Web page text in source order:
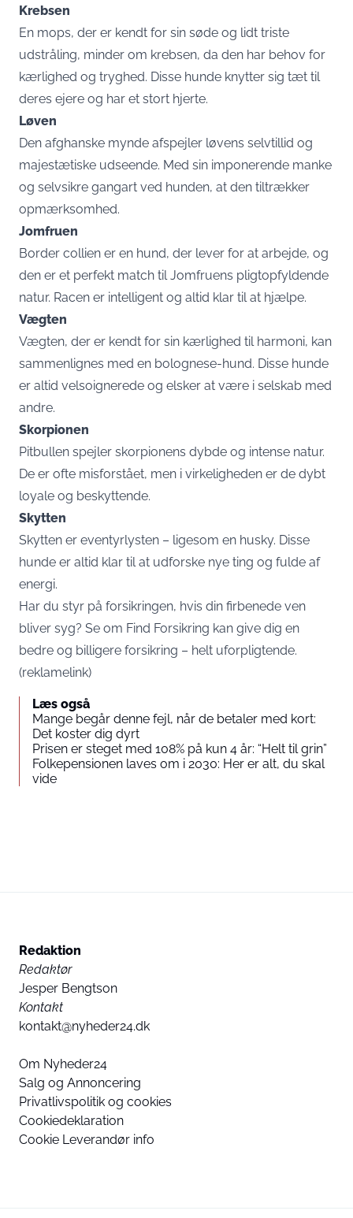
Krebsen
En mops, der er kendt for sin søde og lidt triste
udstråling, minder om krebsen, da den har behov for
kærlighed og tryghed. Disse hunde knytter sig tæt til
deres ejere og har et stort hjerte.
Løven
Den afghanske mynde afspejler løvens selvtillid og
majestætiske udseende. Med sin imponerende manke
og selvsikre gangart ved hunden, at den tiltrækker
opmærksomhed.
Jomfruen
Border collien er en hund, der lever for at arbejde, og
den er et perfekt match til Jomfruens pligtopfyldende
natur. Racen er intelligent og altid klar til at hjælpe.
Vægten
Vægten, der er kendt for sin kærlighed til harmoni, kan
sammenlignes med en bolognese-hund. Disse hunde
er altid velsoignerede og elsker at være i selskab med
andre.
Skorpionen
Pitbullen spejler skorpionens dybde og intense natur.
De er ofte misforstået, men i virkeligheden er de dybt
loyale og beskyttende.
Skytten
Skytten er eventyrlysten – ligesom en husky. Disse
hunde er altid klar til at udforske nye ting og fulde af
energi.
Har du styr på forsikringen, hvis din firbenede ven
bliver syg? Se om Find Forsikring kan give dig en
bedre og billigere forsikring – helt uforpligtende.
(reklamelink)
Læs også
Mange begår denne fejl, når de betaler med kort:
Det koster dig dyrt
Prisen er steget med 108% på kun 4 år: “Helt til grin”
Folkepensionen laves om i 2030: Her er alt, du skal
vide
Redaktion
Redaktør
Jesper Bengtson
Kontakt
kontakt@nyheder24.dk
Om Nyheder24
Salg og Annoncering
Privatlivspolitik og cookies
Cookiedeklaration
Cookie Leverandør info